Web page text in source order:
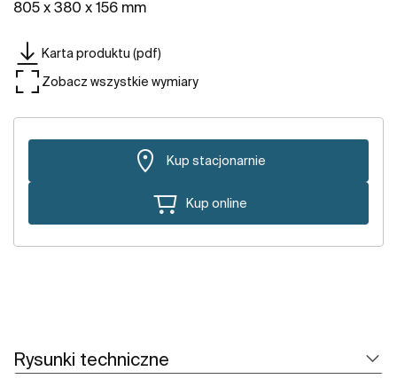
805 x 380 x 156 mm
Karta produktu (pdf)
Zobacz wszystkie wymiary
Kup stacjonarnie
Kup online
Rysunki techniczne